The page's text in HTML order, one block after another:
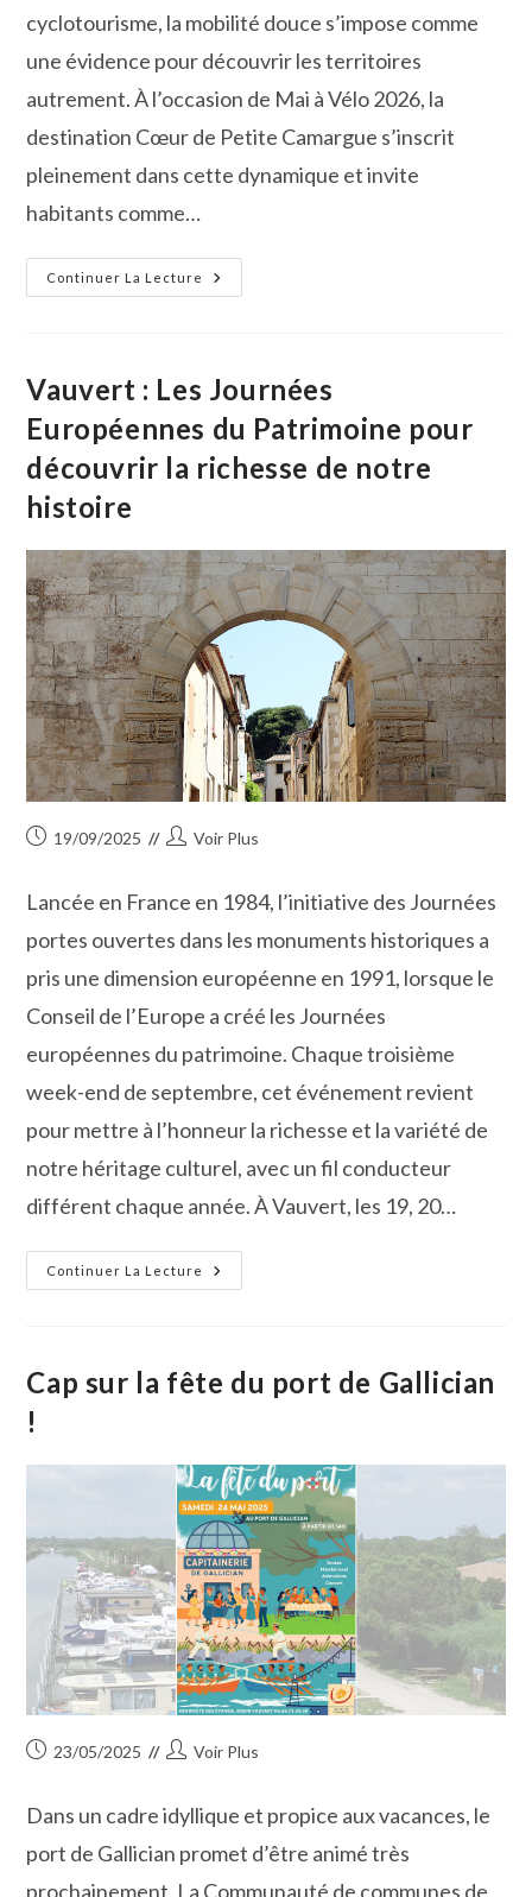
cyclotourisme, la mobilité douce s’impose comme
une évidence pour découvrir les territoires
autrement. À l’occasion de Mai à Vélo 2026, la
destination Cœur de Petite Camargue s’inscrit
pleinement dans cette dynamique et invite
habitants comme…
Continuer La Lecture
Mai
2026 :
Vélo
Vauvert : Les Journées
Européennes du Patrimoine pour
découvrir la richesse de notre
histoire
Publication
19/09/2025
Auteur/autrice
publication :
Voir Plus
Lancée en France en 1984, l’initiative des Journées
portes ouvertes dans les monuments historiques a
pris une dimension européenne en 1991, lorsque le
Conseil de l’Europe a créé les Journées
européennes du patrimoine. Chaque troisième
week-end de septembre, cet événement revient
pour mettre à l’honneur la richesse et la variété de
notre héritage culturel, avec un fil conducteur
différent chaque année. À Vauvert, les 19, 20…
Continuer La Lecture
Vauvert :
Les
Pour
Découvrir
Histoire
Cap sur la fête du port de Gallician
!
Publication
23/05/2025
Auteur/autrice
publication :
Voir Plus
Dans un cadre idyllique et propice aux vacances, le
port de Gallician promet d’être animé très
prochainement. La Communauté de communes de